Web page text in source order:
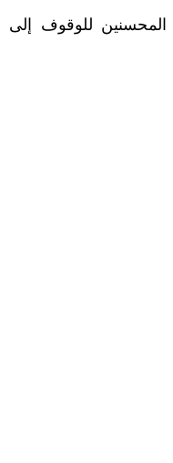
المحسنين للوقوف إلى